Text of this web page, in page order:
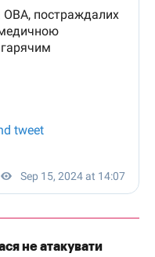
не атакувати